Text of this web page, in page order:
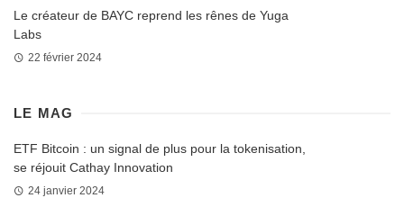
Le créateur de BAYC reprend les rênes de Yuga
Labs
22 février 2024
LE MAG
ETF Bitcoin : un signal de plus pour la tokenisation,
se réjouit Cathay Innovation
24 janvier 2024